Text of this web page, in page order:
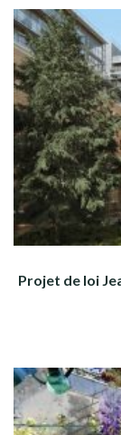
Projet de loi